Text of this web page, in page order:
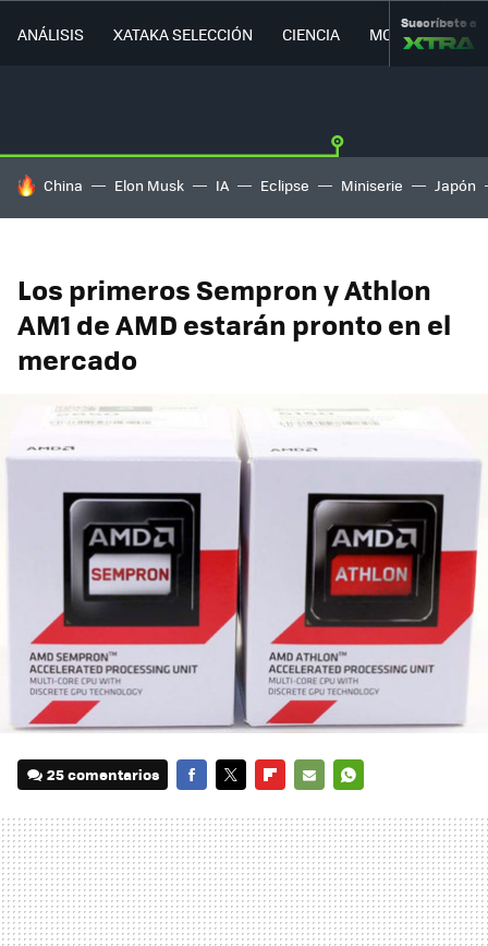
ANÁLISIS XATAKA SELECCIÓN CIENCIA MOVILIDAD
Suscríbete a
HOY SE HABLA DE
China Elon Musk IA Eclipse Miniserie Japón
Los primeros Sempron y Athlon
AM1 de AMD estarán pronto en el
mercado
25 comentarios
MAIL